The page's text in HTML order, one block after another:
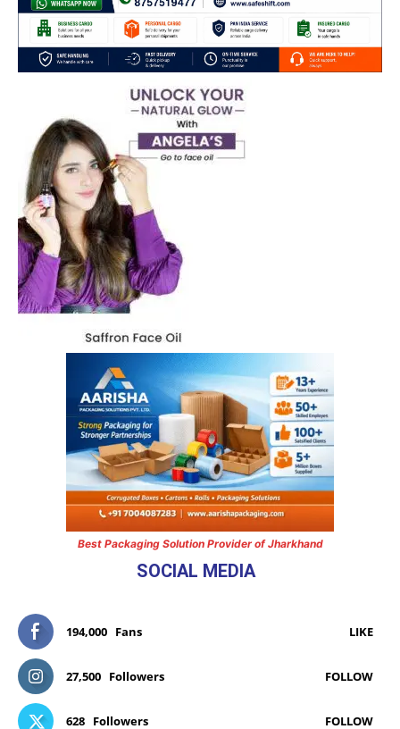
Best Packaging Solution Provider of Jharkhand
SOCIAL MEDIA
194,000 Fans LIKE
27,500 Followers FOLLOW
628 Followers FOLLOW